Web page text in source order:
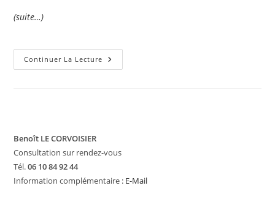
(suite…)
Continuer La Lecture Revivre
!
Benoît LE CORVOISIER
Consultation sur rendez-vous
Tél.06 10 84 92 44
Information complémentaire : E-Mail